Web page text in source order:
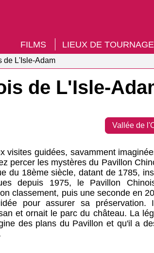
FILMS LIEUX DE TOURNAGE
de L'Isle-Adam
de L'Isle-
Vallée de
visites guidées, savamment
percer les mystères du Pavillon
du 18ème siècle, datant de 1785,
depuis 1975, le Pavillon
classement, puis une seconde en
pour assurer sa préservation.
et ornait le parc du château. La
des plans du Pavillon et qu'il a